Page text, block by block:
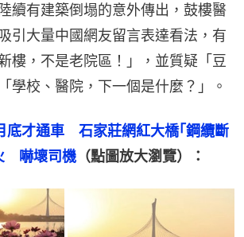
續有建築倒塌的意外傳出，鼓樓醫
引大量中國網友留言表達看法，有
樓，不是老院區！」，並質疑「豆
學校、醫院，下一個是什麼？」。
底才通車　石家莊網紅大橋｢鋼纜斷
　嚇壞司機 （點圖放大瀏覽）：